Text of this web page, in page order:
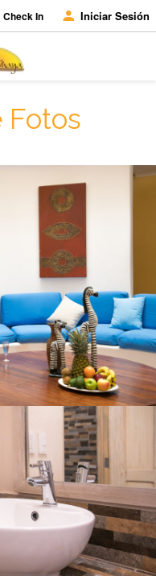
Check In Iniciar Sesión
Fotos